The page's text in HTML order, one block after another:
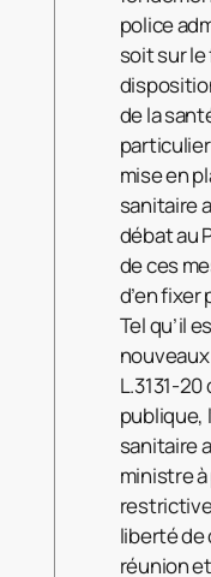
police
soit sur
de la
particulier
mise en
sanitaire
débat au
de ces
d’en
Tel qu’il
nouveaux
L.3131-
publique,
sanitaire
ministre
liberté de
réunion